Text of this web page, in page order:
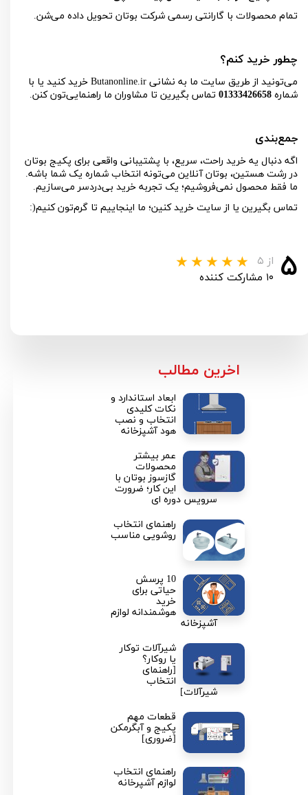
​اخرین مطالب
ابعاد استاندارد و
نکات کلیدی
انتخاب و نصب
هود آشپزخانه
عمر بیشتر
محصولات
گازسوز بوتان با
این کار؛ ضرورت
سرویس دوره ای
راهنمای انتخاب
روشویی مناسب
10 پرسش
حیاتی برای
خرید
هوشمندانه لوازم
آشپزخانه
شیرآلات توکار
یا روکار؟
[راهنمای
انتخاب
شیرآلات]
قطعات مهم
پکیج و آبگرمکن
[ضروری]
راهنمای انتخاب
لوازم آشپرخانه
تمام محصولات با گارانتی رسمی شرکت بوتان تحویل داده می‌شن.
چطور خرید کنم؟
می‌تونید از طریق سایت ما به نشانی Butanonline.ir خ
رید کنید یا با
شماره 01333426658 تماس بگیرین تا مشاوران ما راهنمایی‌تون کنن.
جمع‌بندی
اگه دنبال یه خرید راحت، سریع، با پشتیبانی واقعی برای پکیج بوتان
در رشت هستین، بوتان آنلاین می‌تونه انتخاب شماره یک شما باشه.
ما فقط محصول نمی‌فروشیم؛ یک تجربه خرید بی‌دردسر می‌سازیم.
تماس بگیرین یا از سایت خرید کنین؛ ما اینجاییم تا گرم‌تون کنیم:)
۵ از ۵
۱۰ مشارکت کننده